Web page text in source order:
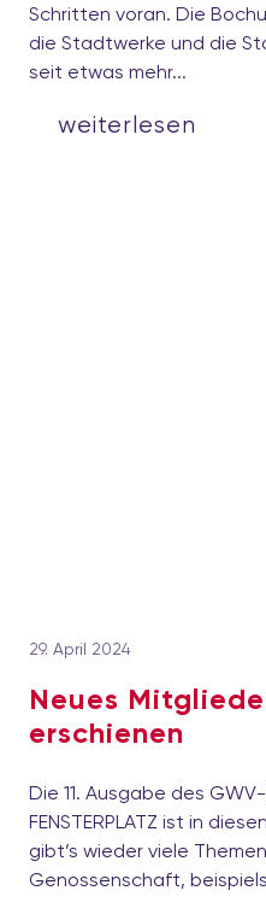
Schritten voran. Die
die Stadtwerke und die
seit etwas mehr...
weiterlesen
29. April 2024
Neues
erschienen
Die 11. Ausgabe des
FENSTERPLATZ ist in
gibt’s wieder viele
Genossenschaft,